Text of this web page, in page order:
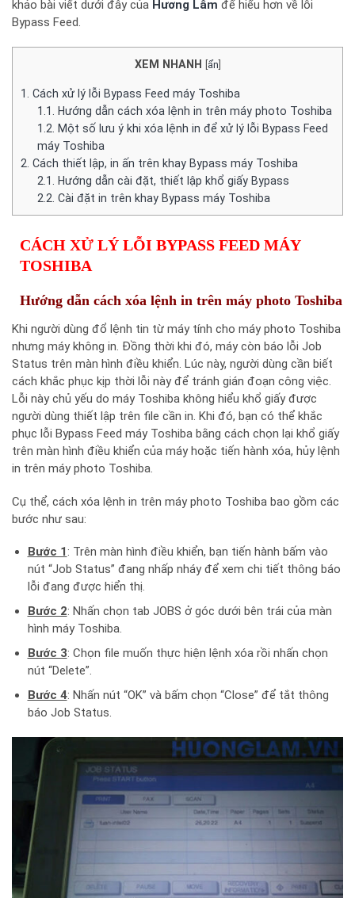
khảo bài viết dưới đây của Hương Lâm để hiểu hơn về lỗi
Bypass Feed.
XEM NHANH ẩn
1.
Cách xử lý lỗi Bypass Feed máy Toshiba
1.1.
Hướng dẫn cách xóa lệnh in trên máy photo Toshiba
1.2.
Một số lưu ý khi xóa lệnh in để xử lý lỗi Bypass Feed
máy Toshiba
2. Cách thiết lập, in ấn trên khay Bypass máy Toshiba
2.1.
Hướng dẫn cài đặt, thiết lập khổ giấy Bypass
2.2. Cài đặt in trên khay Bypass máy Toshiba
CÁCH XỬ LÝ LỖI BYPASS FEED MÁY
TOSHIBA
Hướng dẫn cách xóa lệnh in trên máy photo Toshiba
Khi người dùng đổ lệnh tin từ máy tính cho máy photo Toshiba
nhưng máy không in. Đồng thời khi đó, máy còn báo lỗi Job
Status trên màn hình điều khiển. Lúc này, người dùng cần biết
cách khắc phục kịp thời lỗi này để tránh gián đoạn công việc.
Lỗi này chủ yếu do máy Toshiba không hiểu khổ giấy được
người dùng thiết lập trên file cần in. Khi đó, bạn có thể khắc
phục lỗi Bypass Feed máy Toshiba bằng cách chọn lại khổ giấy
trên màn hình điều khiển của máy hoặc tiến hành xóa, hủy lệnh
in trên máy photo Toshiba.
Cụ thể, cách xóa lệnh in trên máy photo Toshiba bao gồm các
bước như sau:
Bước 1: Trên màn hình điều khiển, bạn tiến hành bấm vào
nút “Job Status” đang nhấp nháy để xem chi tiết thông báo
lỗi đang được hiển thị.
Bước 2: Nhấn chọn tab JOBS ở góc dưới bên trái của màn
hình máy Toshiba.
Bước 3: Chọn file muốn thực hiện lệnh xóa rồi nhấn chọn
nút “Delete”.
Bước 4: Nhấn nút “OK” và bấm chọn “Close” để tắt thông
báo Job Status.